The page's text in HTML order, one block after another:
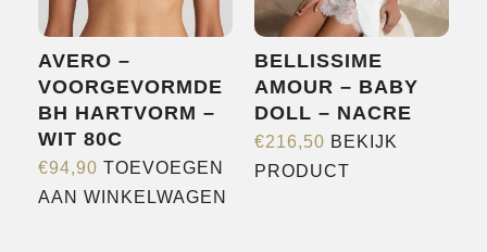
op
de
productpagina
AVERO –
VOORGEVORMDE
BH HARTVORM –
WIT 80C
€94,90 TOEVOEGEN
AAN WINKELWAGEN
BELLISSIME
AMOUR – BABY
DOLL – NACRE
€216,50 BEKIJK
PRODUCT